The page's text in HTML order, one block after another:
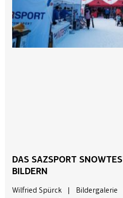
DAS SAZSPORT
BILDERN
Wilfried Spürck | Bildergalerie |